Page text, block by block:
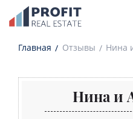
Главная Отзывы Нина
Нина и